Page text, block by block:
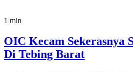
1 min
OIC Kecam Sekerasnya
Di Tebing Barat